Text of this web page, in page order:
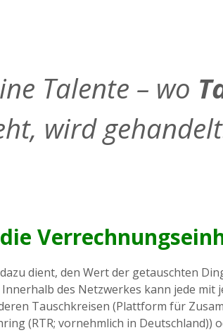
Talente – wo
wird
dient, den Wert der getauschten
des Netzwerkes kann jede mit
Tauschkreisen (Plattform für
(RTR; vornehmlich in Deutschland))